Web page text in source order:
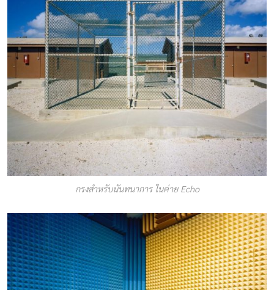
กรงสำหรับนันทนาการ ในค่าย Echo